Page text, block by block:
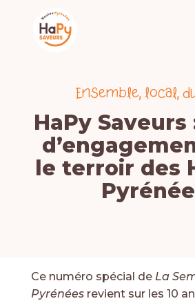
Ensemble, local,
HaPy Saveurs
le terroir des
Ce numéro spécial de La
Pyrénéesrevient sur les 10